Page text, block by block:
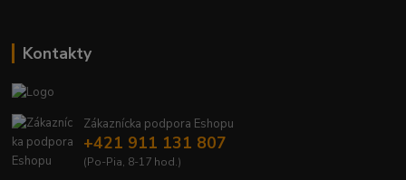
Kontakty
Zákaznícka podpora Eshopu
+421 911 131 807
(Po-Pia, 8-17 hod.)